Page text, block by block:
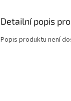
Detailní popis
Popis produktu není